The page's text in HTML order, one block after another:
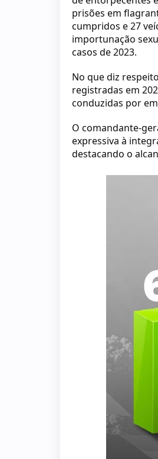
prisões em
cumpridos e 27
importunação
casos de 2023.
No que diz
registradas em
conduzidas por
O comandante-
expressiva à
destacando o